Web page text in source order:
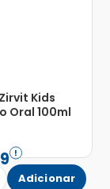
Kids
Oral 100ml
Adicionar